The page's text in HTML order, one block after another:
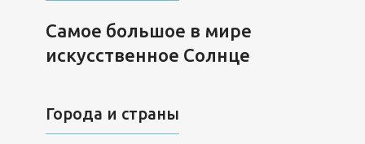
Самое большое в мире
искусственное Солнце
Города и страны